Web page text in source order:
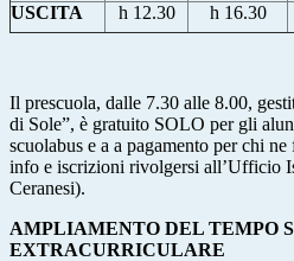
USCITA
h 12.30 h 16.30
Il prescuola, dalle 7.30 alle 8.00,
di Sole”, è gratuito SOLO per gli
scuolabus e a a pagamento per chi
info e iscrizioni rivolgersi all’Ufficio
Ceranesi).
AMPLIAMENTO DEL TEMPO
EXTRACURRICULARE